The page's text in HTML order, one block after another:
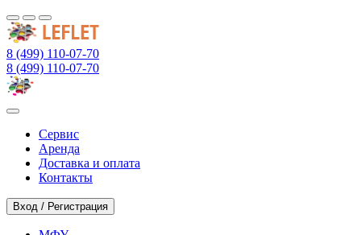
8 (499) 110-07-70
8 (499) 110-07-70
Сервис
Аренда
Доставка и оплата
Контакты
Вход / Регистрация